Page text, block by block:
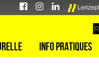
Info pratiques